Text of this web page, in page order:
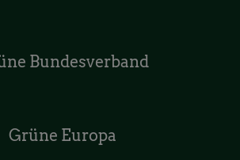
Bundesverband
Grüne Europa